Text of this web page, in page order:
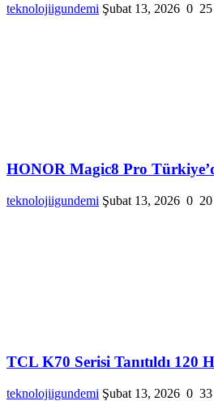
teknolojiigundemi Şubat 13, 2026 0 25
HONOR Magic8 Pro
teknolojiigundemi Şubat 13, 2026 0 20
TCL K70 Serisi Tanıtıldı 120
teknolojiigundemi Şubat 13, 2026 0 33